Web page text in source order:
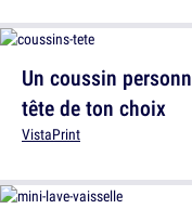
Un coussin
tête de ton choix
VistaPrint